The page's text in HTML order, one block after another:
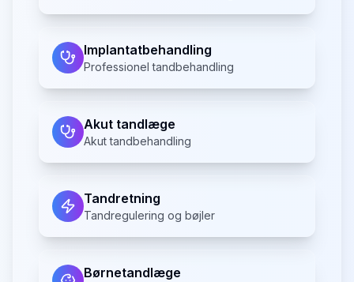
Implantatbehandling
Professionel tandbehandling
Akut tandlæge
Akut tandbehandling
Tandretning
Tandregulering og bøjler
Børnetandlæge